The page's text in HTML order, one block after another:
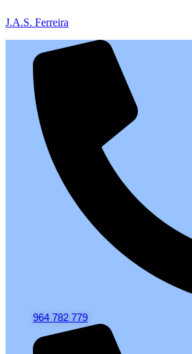
J.A.S. Ferreira
964 782 779